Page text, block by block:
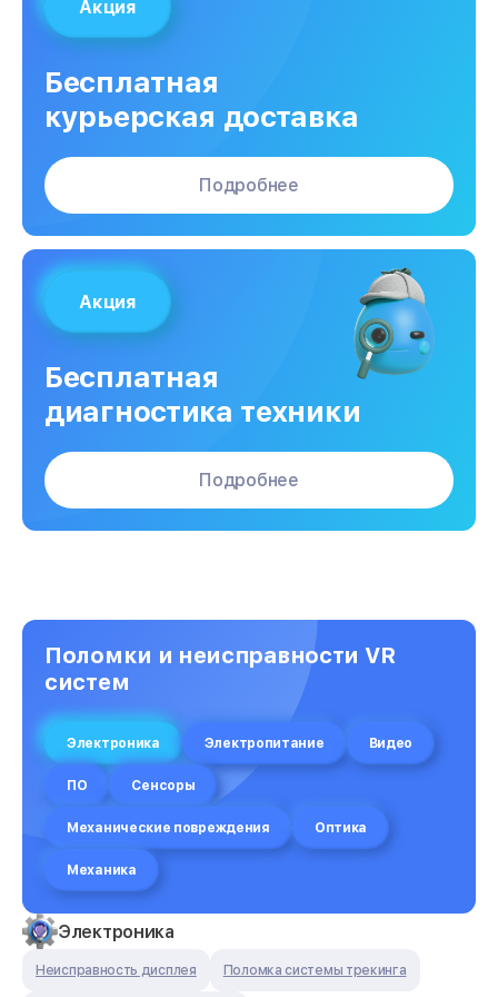
Акция
Бесплатная
курьерская доставка
Подробнее
Акция
Бесплатная
диагностика техники
Подробнее
Поломки и неисправности VR
систем
Электроника Электропитание Видео
ПО Сенсоры
Механические повреждения Оптика
Механика
Электроника
Неисправность дисплея Поломка системы трекинга